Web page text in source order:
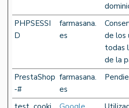
PHPSESSI
D
farmasana.
es
de los
todas
de la
PrestaShop
-#
farmasana.
es